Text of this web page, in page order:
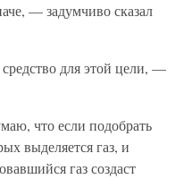
— задумчиво сказал
для этой цели, —
что если подобрать
выделяется газ, и
газ создаст